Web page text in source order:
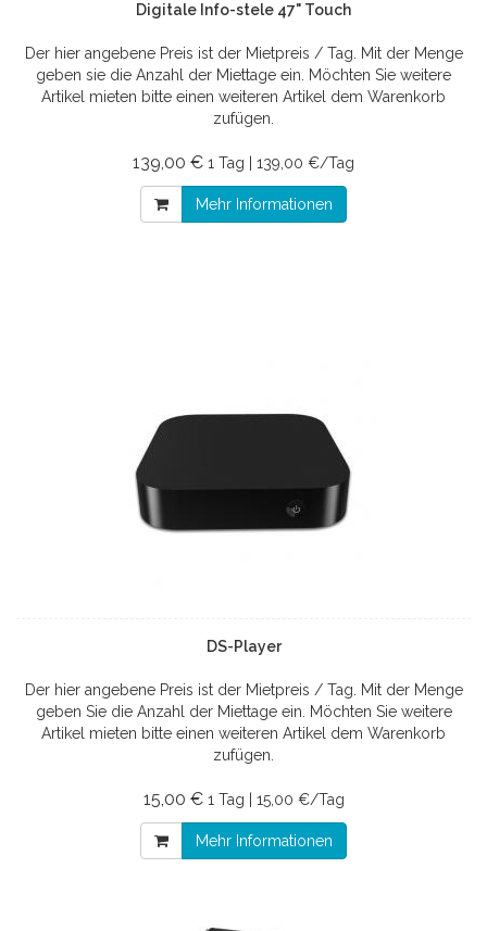
Digitale Info-stele 47" Touch
Der hier angebene Preis ist der Mietpreis / Tag. Mit der Menge
geben sie die Anzahl der Miettage ein. Möchten Sie weitere
Artikel mieten bitte einen weiteren Artikel dem Warenkorb
zufügen.
139,00 € 1 Tag | 139,00 €/Tag
Mehr Informationen
DS-Player
Der hier angebene Preis ist der Mietpreis / Tag. Mit der Menge
geben Sie die Anzahl der Miettage ein. Möchten Sie weitere
Artikel mieten bitte einen weiteren Artikel dem Warenkorb
zufügen.
15,00 € 1 Tag | 15,00 €/Tag
Mehr Informationen